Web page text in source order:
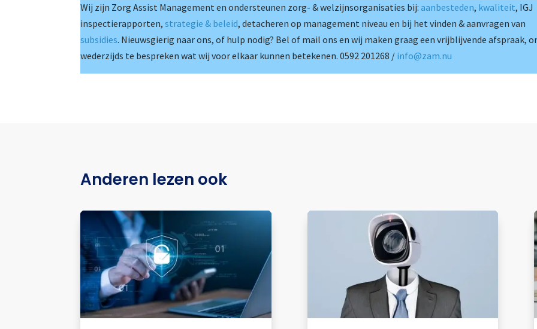
Wij zijn Zorg Assist Management en ondersteunen zorg- & welzijnsorganisaties bij: aanbesteden, kwaliteit, IGJ
inspectierapporten,strategie & beleid, detacheren op management niveau en bij het vinden & aanvragen van
subsidies. Nieuwsgierig naar ons, of hulp nodig? Bel of mail ons en wij maken graag een vrijblijvende afspraak,
wederzijds te bespreken wat wij voor elkaar kunnen betekenen. 0592 201268 / info@zam.nu
Anderen lezen ook